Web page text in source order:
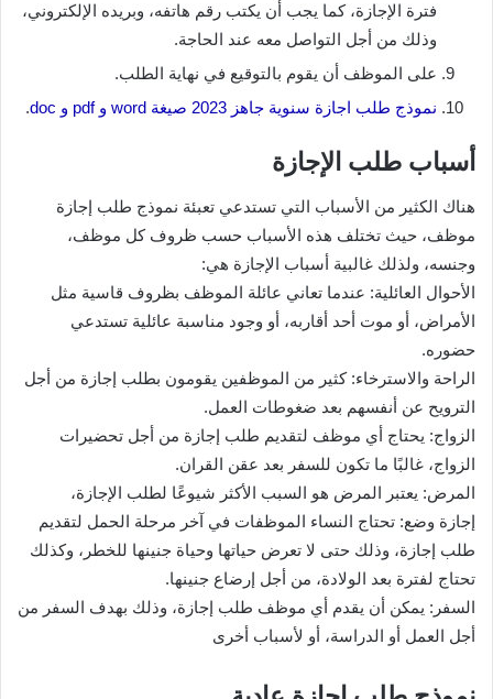
فترة الإجازة، كما يجب أن يكتب رقم هاتفه، وبريده الإلكتروني،
وذلك من أجل التواصل معه عند الحاجة.
على الموظف أن يقوم بالتوقيع في نهاية الطلب.
نموذج طلب اجازة سنوية جاهز 2023 صيغة word و pdf و doc
.
أسباب طلب الإجازة
هناك الكثير من الأسباب التي تستدعي تعبئة نموذج طلب إجازة
موظف، حيث تختلف هذه الأسباب حسب ظروف كل موظف،
وجنسه، ولذلك غالبية أسباب الإجازة هي:
الأحوال العائلية: عندما تعاني عائلة الموظف بظروف قاسية مثل
الأمراض، أو موت أحد أقاربه، أو وجود مناسبة عائلية تستدعي
حضوره.
الراحة والاسترخاء: كثير من الموظفين يقومون بطلب إجازة من أجل
الترويح عن أنفسهم بعد ضغوطات العمل.
الزواج: يحتاج أي موظف لتقديم طلب إجازة من أجل تحضيرات
الزواج، غالبًا ما تكون للسفر بعد عقن القران.
المرض: يعتبر المرض هو السبب الأكثر شيوعًا لطلب الإجازة،
إجازة وضع: تحتاج النساء الموظفات في آخر مرحلة الحمل لتقديم
طلب إجازة، وذلك حتى لا تعرض حياتها وحياة جنينها للخطر، وكذلك
تحتاج لفترة بعد الولادة، من أجل إرضاع جنينها.
السفر: يمكن أن يقدم أي موظف طلب إجازة، وذلك بهدف السفر من
أجل العمل أو الدراسة، أو لأسباب أخرى